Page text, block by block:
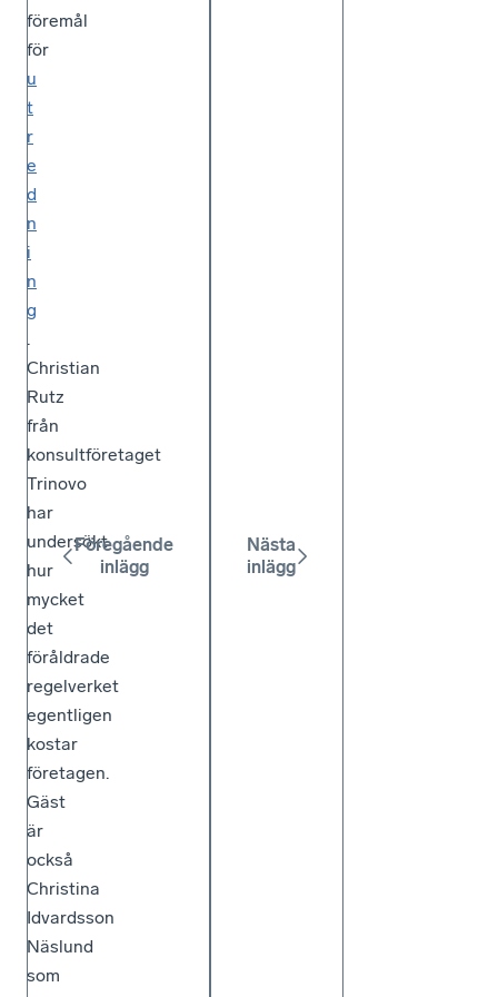
föremål
för
u
t
r
e
d
n
i
n
g
.
Christian
Rutz
från
konsultföretaget
Trinovo
har
undersökt
hur
mycket
det
föråldrade
regelverket
egentligen
kostar
företagen.
Gäst
är
också
Christina
Idvardsson
Näslund
som
Föregående
inlägg
Nästa
inlägg